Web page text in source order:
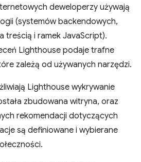
deweloperzy używają
(systemów backendowych,
treścią i ramek JavaScript).
Lighthouse podaje trafne
zależą od używanych narzędzi.
Lighthouse wykrywanie
zbudowana witryna, oraz
rekomendacji dotyczących
są definiowane i wybierane